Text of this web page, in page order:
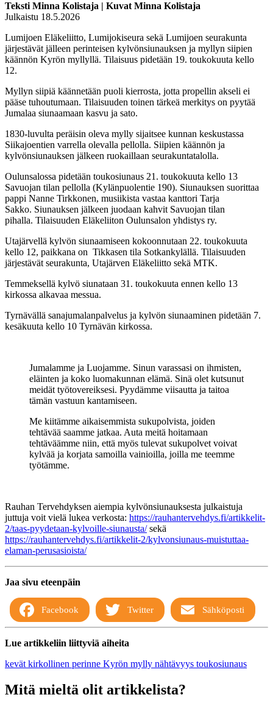
Teksti Minna Kolistaja | Kuvat Minna Kolistaja
Julkaistu 18.5.2026
Lumijoen Eläkeliitto, Lumijokiseura sekä Lumijoen seurakunta
järjestävät jälleen perinteisen kylvönsiunauksen ja myllyn siipien
käännön Kyrön myllyllä. Tilaisuus pidetään 19. toukokuuta kello
12.
Myllyn siipiä käännetään puoli kierrosta, jotta propellin akseli ei
pääse tuhoutumaan. Tilaisuuden toinen tärkeä merkitys on pyytää
Jumalaa siunaamaan kasvu ja sato.
1830-luvulta peräisin oleva mylly sijaitsee kunnan keskustassa
Siikajoentien varrella olevalla pellolla. Siipien käännön ja
kylvönsiunauksen jälkeen ruokaillaan seurakuntatalolla.
Oulunsalossa pidetään toukosiunaus 21. toukokuuta kello 13
Savuojan tilan pellolla (Kylänpuolentie 190). Siunauksen suorittaa
pappi Nanne Tirkkonen, musiikista vastaa kanttori Tarja
Sakko. Siunauksen jälkeen juodaan kahvit Savuojan tilan
pihalla. Tilaisuuden Eläkeliiton Oulunsalon yhdistys ry.
Utajärvellä kylvön siunaamiseen kokoonnutaan 22. toukokuuta
kello 12, paikkana on Tikkasen tila Sotkankylällä. Tilaisuuden
järjestävät seurakunta, Utajärven Eläkeliitto sekä MTK.
Temmeksellä kylvö siunataan 31. toukokuuta ennen kello 13
kirkossa alkavaa messua.
Tyrnävällä sanajumalanpalvelus ja kylvön siunaaminen pidetään 7.
kesäkuuta kello 10 Tyrnävän kirkossa.
Jumalamme ja Luojamme. Sinun varassasi on ihmisten,
eläinten ja koko luomakunnan elämä. Sinä olet kutsunut
meidät työtovereiksesi. Pyydämme viisautta ja taitoa
tämän vastuun kantamiseen.
Me kiitämme aikaisemmista sukupolvista, joiden
tehtävää saamme jatkaa. Auta meitä hoitamaan
tehtäväämme niin, että myös tulevat sukupolvet voivat
kylvää ja korjata samoilla vainioilla, joilla me teemme
työtämme.
Rauhan Tervehdyksen aiempia kylvönsiunauksesta julkaistuja
juttuja voit vielä lukea verkosta: https://rauhantervehdys.fi/artikkelit-
2/taas-pyydetaan-kylvoille-siunausta/sekä
https://rauhantervehdys.fi/artikkelit-2/kylvonsiunaus-muistuttaa-
elaman-perusasioista/
Jaa sivu eteenpäin
Facebook Twitter Sähköposti
Lue artikkeliin liittyviä aiheita
kevätkirkollinen perinne Kyrön mylly nähtävyys toukosiunaus
Mitä mieltä olit artikkelista?